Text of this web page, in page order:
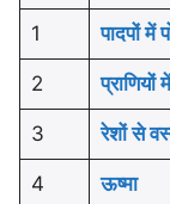
1 पादपों में
2 प्राणियों
3 रेशों से
4 ऊष्मा